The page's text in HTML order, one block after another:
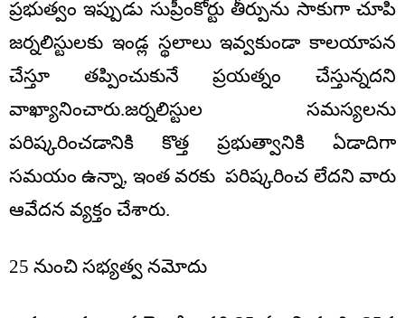
ప్రభుత్వం ఇప్పుడు సుప్రీంకోర్టు తీర్పును సాకుగా చూపి
జర్నలిస్టులకు ఇండ్ల స్థలాలు ఇవ్వకుండా కాలయాపన
చేస్తూ తప్పించుకునే ప్రయత్నం చేస్తున్నదని
వాఖ్యానించారు.జర్నలిస్టుల సమస్యలను
పరిష్కరించడానికి కొత్త ప్రభుత్వానికి ఏడాదిగా
సమయం ఉన్నా, ఇంత వరకు పరిష్కరించ లేదని వారు
ఆవేదన వ్యక్తం చేశారు.
25 నుంచి సభ్యత్వ నమోదు